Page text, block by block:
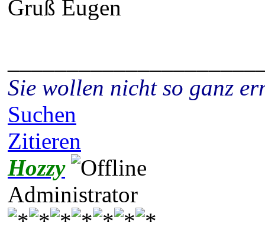
Gruß Eugen
Sie wollen nicht so ganz
Suchen
Zitieren
Hozzy
Administrator